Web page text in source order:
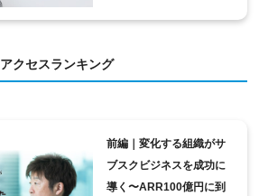
アクセスランキング
前編｜変化する組織がサ
ブスクビジネスを成功に
導く〜ARR100億円に到